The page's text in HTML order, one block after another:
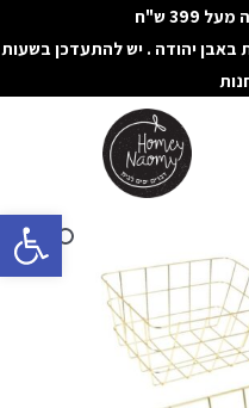
פתח
ש"ח
באבן יהודה . יש להתעדכן בשעות